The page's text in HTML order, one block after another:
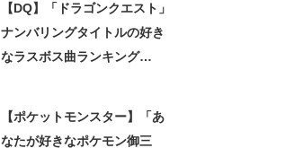
【DQ】「ドラゴンクエスト」
ナンバリングタイトルの好き
なラスボス曲ランキング
【ポケットモンスター】「あ
なたが好きなポケモン御三